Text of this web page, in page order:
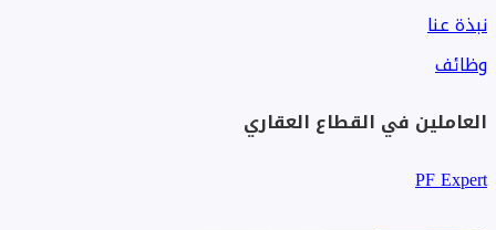
نبذة عنا
وظائف
العاملين في القطاع العقاري
PF Expert